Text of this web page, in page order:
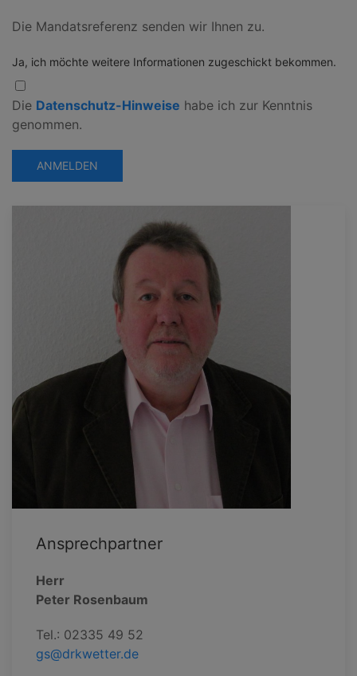
Die Mandatsreferenz senden wir Ihnen zu.
Ja, ich möchte weitere Informationen zugeschickt bekommen.
Die Datenschutz-Hinweise habe ich zur Kenntnis
genommen.
ANMELDEN
Ansprechpartner
Herr
Peter Rosenbaum
Tel.: 02335 49 52
gs@drkwetter.de